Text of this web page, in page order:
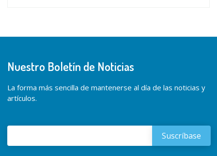
Nuestro Boletín de Noticias
La forma más sencilla de mantenerse al día de las noticias y
artículos.